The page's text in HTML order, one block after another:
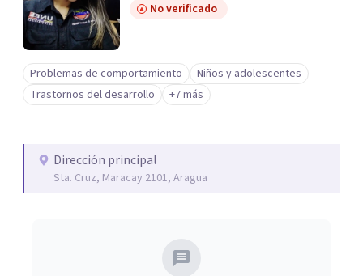
No verificado
Problemas de comportamiento
Niños y adolescentes
Trastornos del desarrollo
+7 más
Dirección principal
Sta. Cruz, Maracay 2101, Aragua